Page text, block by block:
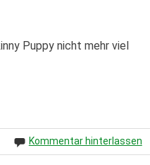
Puppy nicht mehr viel
Kommentar hinterlassen